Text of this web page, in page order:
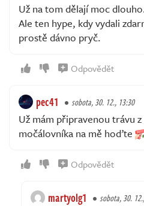
Už na tom dělají moc
Ale ten hype, kdy vydali
prostě dávno pryč.
Odpovědět
pec41 sobota, 30. 12., 13:30
Už mám připravenou trávu
močálovníka na mě hoďte
Odpovědět
martyolg1 sobota, 30.